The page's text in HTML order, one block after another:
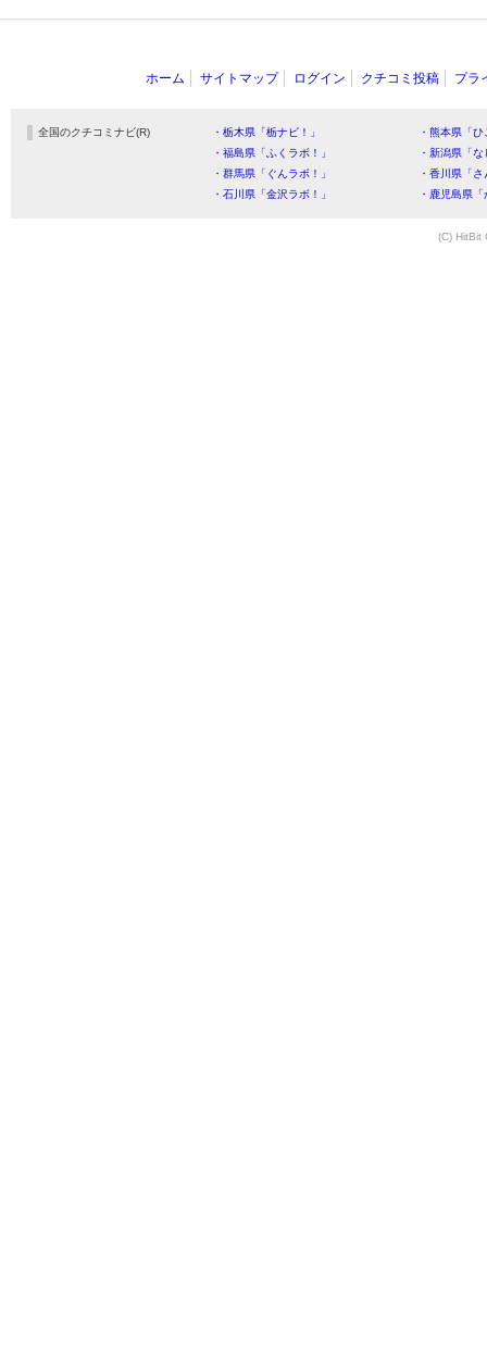
ホーム サイトマップ ログイン クチコミ投稿 プラ
全国のクチコミナビ(R) ・栃木県「栃ナビ！」
・熊本県「
・福島県「ふくラボ！」
・新潟県「
・群馬県「ぐんラボ！」
・香川県「
・石川県「金沢ラボ！」
・鹿児島県
(C) HitBit